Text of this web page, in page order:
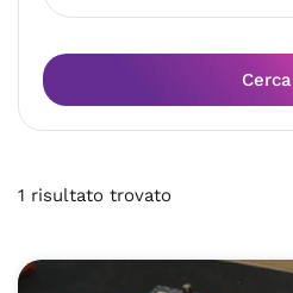
Cerca
1 risultato trovato